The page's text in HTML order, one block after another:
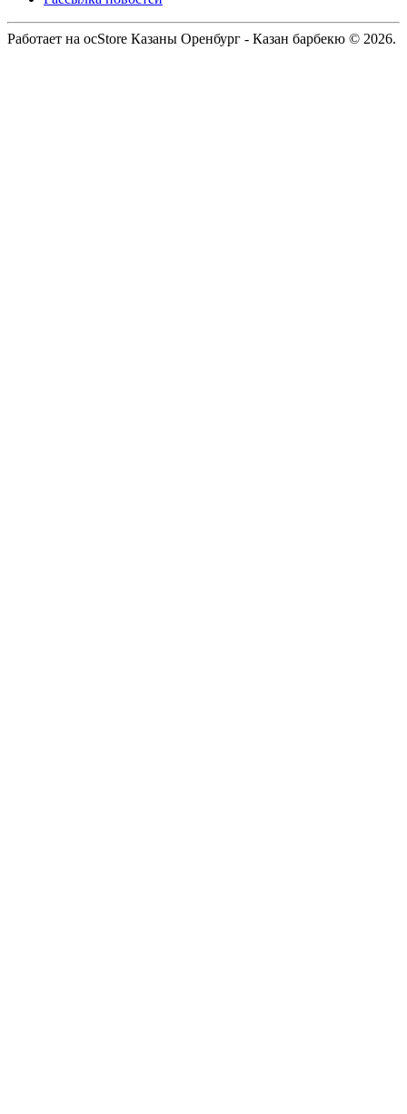
Работает на ocStore Казаны Оренбург - Казан барбекю © 2026.